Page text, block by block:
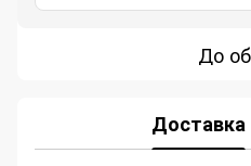
До
Доставка